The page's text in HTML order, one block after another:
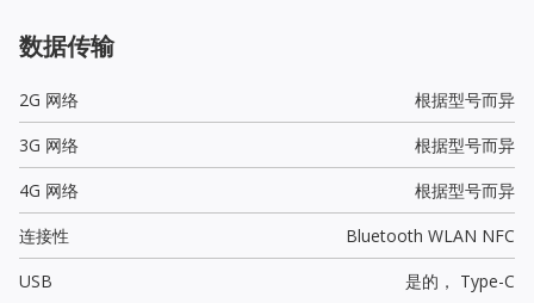
数据传输
2G 网络
根据型号而异
3G 网络
根据型号而异
4G 网络
根据型号而异
连接性
Bluetooth WLAN NFC
USB
是的， Type-C